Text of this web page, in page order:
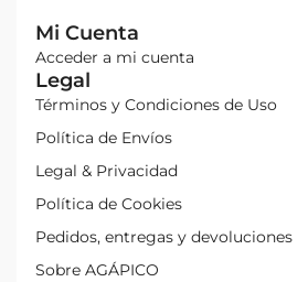
Mi Cuenta
Acceder a mi cuenta
Legal
Términos y Condiciones de Uso
Política de Envíos
Legal & Privacidad
Política de Cookies
Pedidos, entregas y devoluciones
Sobre AGÁPICO